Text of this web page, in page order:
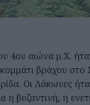
4ου αιώνα μ.Χ.
βράχου
Οι Λάκωνες
η βυζαντινή, η